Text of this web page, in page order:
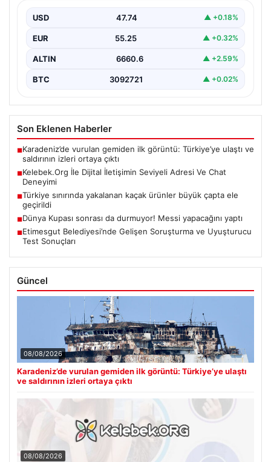
kurması ciddi bir önem taşımaktadır. Halen birçok…
USD 47.74 ▲ +0.18%
EUR 55.25 ▲ +0.32%
ALTIN 6660.6 ▲ +2.59%
BTC 3092721 ▲ +0.02%
Son Eklenen Haberler
■Karadeniz’de vurulan gemiden ilk görüntü: Türkiye’ye ulaştı ve
saldırının izleri ortaya çıktı
■Kelebek.Org İle Dijital İletişimin Seviyeli Adresi Ve Chat
Deneyimi
■Türkiye sınırında yakalanan kaçak ürünler büyük çapta ele
geçirildi
■Dünya Kupası sonrası da durmuyor! Messi yapacağını yaptı
■Etimesgut Belediyesi’nde Gelişen Soruşturma ve Uyuşturucu
Test Sonuçları
Güncel
08/08/2026
Karadeniz’de vurulan gemiden ilk görüntü: Türkiye’ye ulaştı
ve saldırının izleri ortaya çıktı
08/08/2026